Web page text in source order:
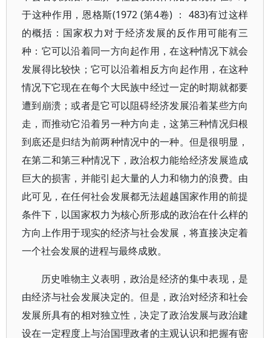
于这种作用，恩格斯(1972 (第4卷) ： 483)有过这样
的概括：国家权力对于经济发展的反作用可能有三
种：它可以沿着同一方向起作用，在这种情况下就会
发展得比较快；它可以沿着相反方向起作用，在这种
情况下它现在在每个大民族中经过一定的时期就都要
遭到崩溃；或者是它可以阻碍经济发展沿着某些方向
走，而推动它沿着另一种方向走，这第三种情况归根
到底还是归结为前两种情况中的一种。但是很明显，
在第二和第三种情况下，政治权力能给经济发展造成
巨大的损害，并能引起大量的人力和物力的浪费。由
此可见，在任何社会发展都无法超越国家作用的前提
条件下，以国家权力为核心所形成的政治在什么样的
方向上作用于现实的经济与社会发展，将直接决定着
一个社会发展的进程与最终成败。
历史唯物主义表明，政治是经济的集中表现，是
由经济与社会发展决定的。但是，政治对经济和社会
发展所具有的相对独立性，决定了政治发展与政治建
设在一定程度上与治国理政者的主观认识和把握有密